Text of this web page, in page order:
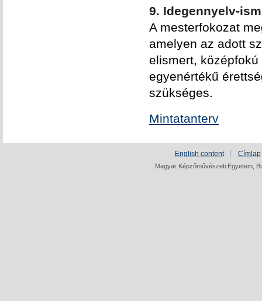
9. Idegennyelv-
A mesterfokozat
amelyen az adott
elismert,
egyenértékű
szükséges.
Mintatanterv
English content Címlap
Magyar Képzőművészeti Egyetem,